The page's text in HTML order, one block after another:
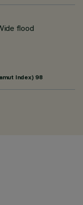
flood
Index) 98